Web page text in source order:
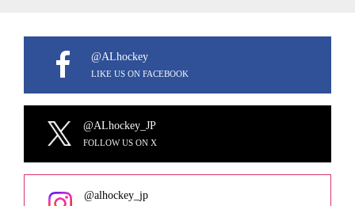
@ALhockey
LIKE US ON FACEBOOK
@ALhockey_JP
FOLLOW US ON X
@alhockey_jp